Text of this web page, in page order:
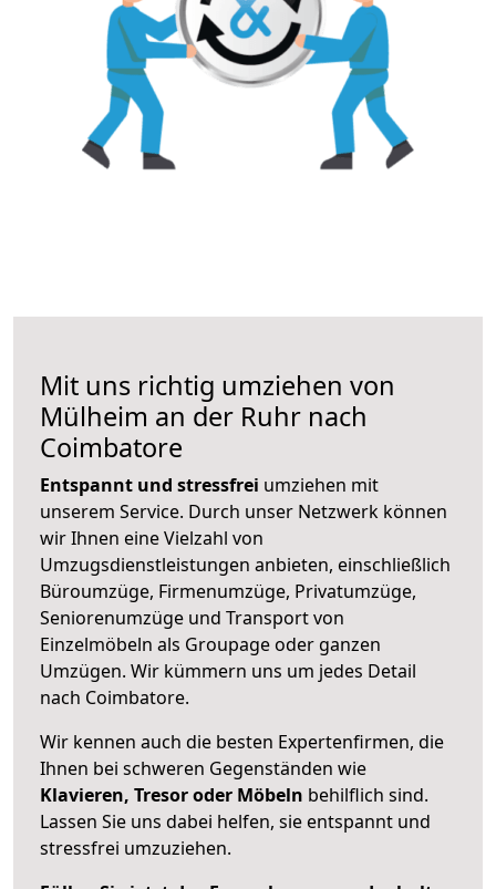
Mit uns richtig umziehen von
Mülheim an der Ruhr nach
Coimbatore
Entspannt und stressfrei umziehen mit
unserem Service. Durch unser Netzwerk können
wir Ihnen eine Vielzahl von
Umzugsdienstleistungen anbieten, einschließlich
Büroumzüge, Firmenumzüge, Privatumzüge,
Seniorenumzüge und Transport von
Einzelmöbeln als Groupage oder ganzen
Umzügen. Wir kümmern uns um jedes Detail
nach Coimbatore.
Wir kennen auch die besten Expertenfirmen, die
Ihnen bei schweren Gegenständen wie
Klavieren, Tresor oder Möbeln behilflich sind.
Lassen Sie uns dabei helfen, sie entspannt und
stressfrei umzuziehen.